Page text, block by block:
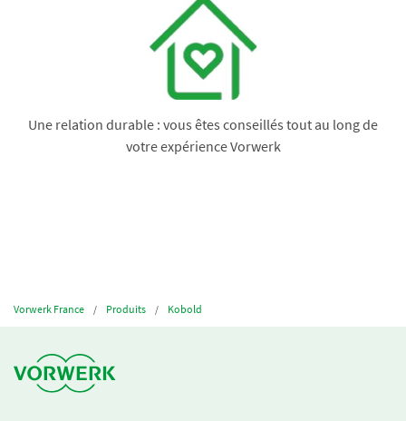
Une relation durable : vous êtes conseillés tout au long de
votre expérience Vorwerk
Vorwerk France Produits Kobold